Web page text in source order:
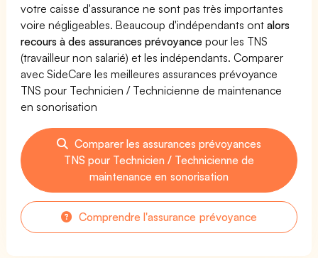
votre caisse d'assurance ne sont pas très importantes
voire négligeables. Beaucoup d'indépendants ontalors
recours à des assurances prévoyance pour les TNS
(travailleur non salarié) et les indépendants. Comparer
avec SideCare les meilleures assurances prévoyance
TNS pour Technicien / Technicienne de maintenance
en sonorisation
Comparer les assurances prévoyances
TNS pour Technicien / Technicienne de
maintenance en sonorisation
Comprendre l'assurance prévoyance